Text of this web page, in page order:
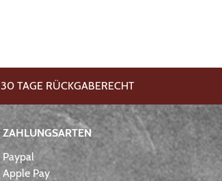
30 TAGE RÜCKGABERECHT
ZAHLUNGSARTEN
Paypal
Apple Pay